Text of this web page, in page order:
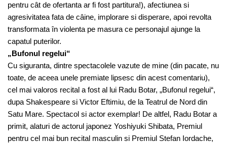
pentru cât de ofertanta ar fi fost partitura!), afectiunea si
agresivitatea fata de câine, implorare si disperare, apoi revolta
transformata în violenta pe masura ce personajul ajunge la
capatul puterilor.
„Bufonul regelui“
Cu siguranta, dintre spectacolele vazute de mine (din pacate, nu
toate, de aceea unele premiate lipsesc din acest comentariu),
cel mai valoros recital a fost al lui Radu Botar, „Bufonul regelui“,
dupa Shakespeare si Victor Eftimiu, de la Teatrul de Nord din
Satu Mare. Spectacol si actor exemplar! De altfel, Radu Botar a
primit, alaturi de actorul japonez Yoshiyuki Shibata, Premiul
pentru cel mai bun recital masculin si Premiul Stefan Iordache,